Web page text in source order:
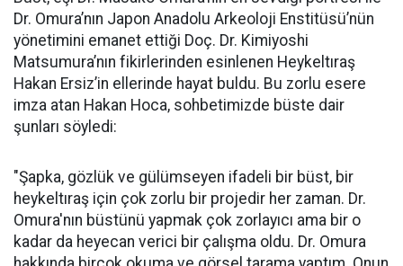
Dr. Omura’nın Japon Anadolu Arkeoloji Enstitüsü’nün
yönetimini emanet ettiği Doç. Dr. Kimiyoshi
Matsumura’nın fikirlerinden esinlenen Heykeltıraş
Hakan Ersiz’in ellerinde hayat buldu. Bu zorlu esere
imza atan Hakan Hoca, sohbetimizde büste dair
şunları söyledi:
"Şapka, gözlük ve gülümseyen ifadeli bir büst, bir
heykeltıraş için çok zorlu bir projedir her zaman. Dr.
Omura'nın büstünü yapmak çok zorlayıcı ama bir o
kadar da heyecan verici bir çalışma oldu. Dr. Omura